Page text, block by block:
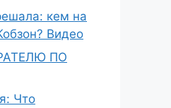
кем на
Видео
ПО
Что